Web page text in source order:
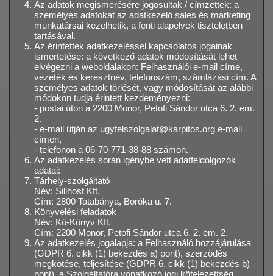
Az adatok megismerésére jogosultak / címzettek: a
személyes adatokat az adatkezelő sales és marketing
munkatársai kezelhetik, a fenti alapelvek tiszteletben
tartásával.
Az érintettek adatkezeléssel kapcsolatos jogainak
ismertetése: a következő adatok módosítását lehet
elvégezni a weboldalakon: Felhasználói e-mail címe,
vezeték és keresztnév, telefonszám, számlázási cím. A
személyes adatok törlését, vagy módosítását az alábbi
módokon tudja érintett kezdeményezni:
- postai úton a 2200 Monor, Petofi Sándor utca 6. 2. em.
2.
- e-mail útján az ugyfelszolgalat@karpitos.org e-mail
címen,
- telefonon a 06-70-771-38-88 számon.
Az adatkezelés során igénybe vett adatfeldolgozók
adatai:
Tárhely-szolgáltató
Név: Silihost Kft.
Cím: 2800 Tatabánya, Boróka u. 7.
Könyvelési feladatok
Név: Kő-Könyv Kft.
Cím: 2200 Monor, Petofi Sándor utca 6. 2. em. 2.
Az adatkezelés jogalapja: a Felhasználó hozzájárulása
(GDPR 6. cikk (1) bekezdés a) pont), szerződés
megkötése, teljesítése (GDPR 6. cikk (1) bekezdés b)